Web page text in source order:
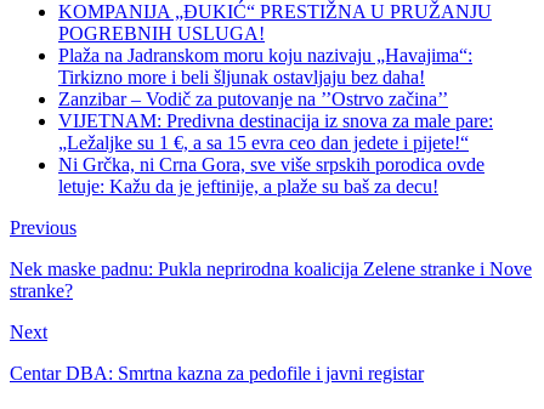
KOMPANIJA „ĐUKIĆ“ PRESTIŽNA U PRUŽANJU
POGREBNIH USLUGA!
Plaža na Jadranskom moru koju nazivaju „Havajima“:
Tirkizno more i beli šljunak ostavljaju bez daha!
Zanzibar – Vodič za putovanje na ’’Ostrvo začina’’
VIJETNAM: Predivna destinacija iz snova za male pare:
„Ležaljke su 1 €, a sa 15 evra ceo dan jedete i pijete!“
Ni Grčka, ni Crna Gora, sve više srpskih porodica ovde
letuje: Kažu da je jeftinije, a plaže su baš za decu!
Previous
Nek maske padnu: Pukla neprirodna koalicija Zelene stranke i Nove
stranke?
Next
Centar DBA: Smrtna kazna za pedofile i javni registar